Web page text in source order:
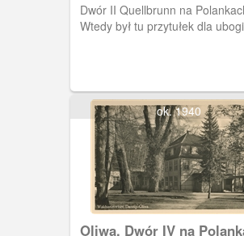
Dwór II Quellbrunn na
Wtedy był tu przytułek dla
ok. 1940
Oliwa, Dwór IV na